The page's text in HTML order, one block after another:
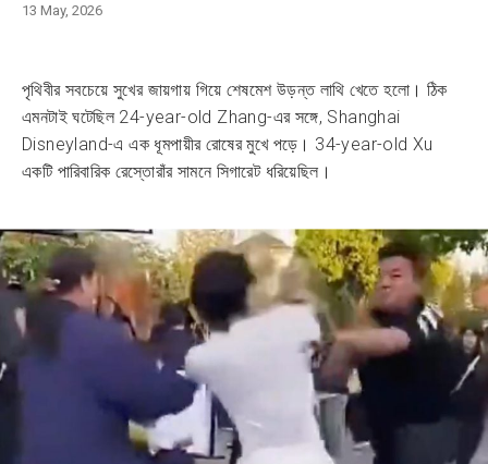
13 May, 2026
পৃথিবীর সবচেয়ে সুখের জায়গায় গিয়ে শেষমেশ উড়ন্ত লাথি খেতে হলো। ঠিক
এমনটাই ঘটেছিল 24-year-old Zhang-এর সঙ্গে, Shanghai
Disneyland-এ এক ধূমপায়ীর রোষের মুখে পড়ে। 34-year-old Xu
একটি পারিবারিক রেস্তোরাঁর সামনে সিগারেট ধরিয়েছিল।